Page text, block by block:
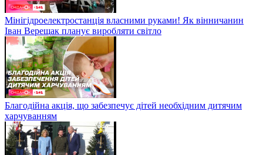
Мінігідроелектростанція власними руками! Як вінничанин
Іван Верещак планує виробляти світло
Благодійна акція, що забезпечує дітей необхідним дитячим
харчуванням